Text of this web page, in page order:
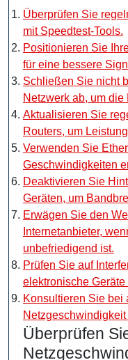
Überprüfen Sie
mit Speedtest-Tools.
Positionieren Sie
für eine bessere
Schließen Sie nicht
Netzwerk ab, um
Aktualisieren Sie
Routers, um
Verwenden Sie
Geschwindigkeiten
Deaktivieren Sie
Geräten, um
Erwägen Sie den
Internetanbieter,
unbefriedigend ist.
Prüfen Sie auf
elektronische
Konsultieren Sie bei
Überprüfen